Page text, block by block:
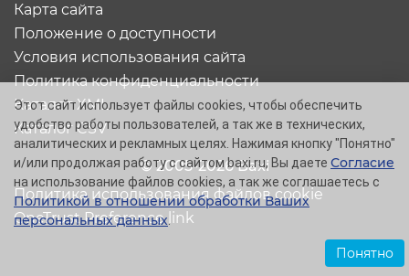
© 2005-2026 Baxi
Карта сайта
Положение о доступности
Условия использования сайта
Политика конфиденциальности
Каталог XML
Каталог CSV
Политика использования файлов cookie
OneTrust Preference link
Этот сайт использует файлы cookies, чтобы обеспечить
удобство работы пользователей, а так же в технических,
аналитических и рекламных целях. Нажимая кнопку "Понятно"
и/или продолжая работу с сайтом baxi.ru, Вы даете Согласие
на использование файлов cookies, а так же соглашаетесь с
Политикой в отношении обработки Ваших
персональных данных.
Понятно